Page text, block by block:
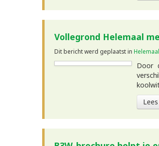
Vollegrond Helemaal
Dit bericht werd geplaatst in
Door